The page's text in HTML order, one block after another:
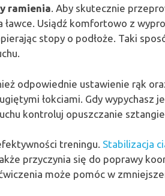
ramienia. Aby skutecznie
Usiądź komfortowo z
stopy o podłoże. Taki
odpowiednie ustawienie rąk
łokciami. Gdy wypychasz
kontroluj opuszczanie
treningu. Stabilizacja
przyczynia się do poprawy
może pomóc w